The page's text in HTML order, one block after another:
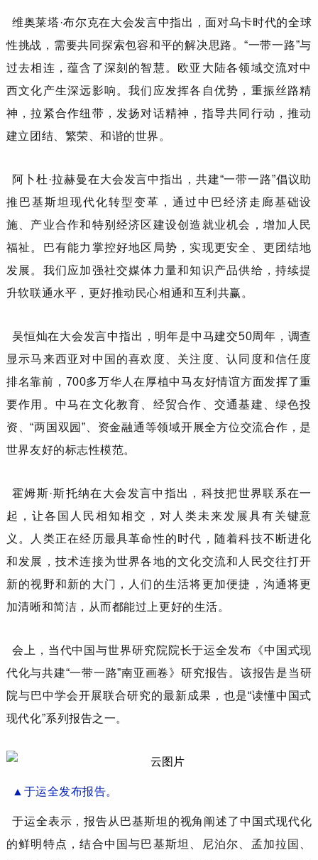
维奥莱塔·布尔克在大会发言中指出，面对乌卡时代的全球
性挑战，需要共同探索包容和平的解决思路。 “一带一路”与
过去相连，蕴含了深刻的智慧。欧亚大陆各领域交流对中
西文化产生深远影响。我们应发挥各自优势，重振丝路精
神，拉紧合作纽带，发扬对话精神，指导共同行动，推动
建立团结、繁荣、和谐的世界。
阿卜杜 ·拉赫曼在大会发言中指出， 共建“一带一路”倡议助
推巴基斯坦现代化转型变革，通过中巴经济走廊基础设
施、产业合作和特别经济区建设创造就业机会，增加人民
福祉。巴有能力掌控好地区局势，实现更安全、更团结地
发展。我们应加强社交媒体力量和知识产品供给，持续提
升软联通水平，更好推动民心相通和互利共赢。
吴恒灿在大会发言中指出，明年是中马建交50周年，调查
显示马来西亚对中国的喜欢度、关注度、认同度和信任度
排名靠前，700多万华人在厚植中马友好情谊方面发挥了重
要作用。中马在文化教育、经贸合作、交通基建、绿色投
资、“两国双园”、资金融通等领域开展全方位交流合作，是
世界友好的标志性模范。
霍姆斯·斯托纳在大会发言中指出，科技把世界联系在一
起，让各国人民相知相交，对人类未来发展具有关键意
义。人类正在经历最具革命性的时代，随着科技不断进化
和发展，技术连接为世界各地的文化交流和人民交往打开
新的视野和新的大门，人们的生活将更加便捷，沟通将更
加清晰和简洁，从而都能过上更好的生活。
会上， 当代中国与世界研究院院长于运全发布 《中国式现
代化与共建“一带一路”南亚画卷》 研究报告。 该报告是当研
院与巴中学会开展联合研究的最新成果 ， 也是“读懂中国式
现代化”系列报告之一。
▲ 于运全发布报告。
于运全表示，报告从巴基斯坦的视角阐述了中国式现代化
的鲜明特点，结合中国与巴基斯坦、尼泊尔、孟加拉国、